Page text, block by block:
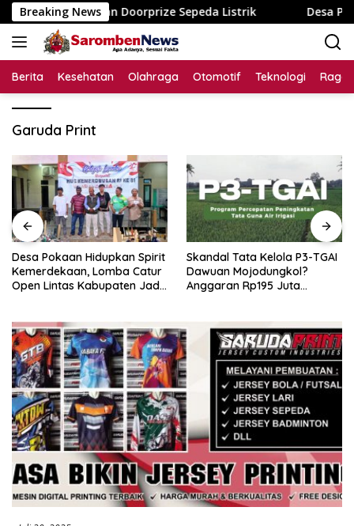
Langsung
ke
konten
Breaking News
dengan Doorprize Sepeda Listrik Desa Pokaan
Berita Kesehatan Olahraga Otomotif Teknologi
Garuda Print
Desa Pokaan Hidupkan Spirit
Kemerdekaan, Lomba Catur
Open Lintas Kabupaten Jadi
Skandal Tata Kelola P3-TGAI
Dawuan Mojodungkol?
Anggaran Rp195 Juta
Swakelola Petani